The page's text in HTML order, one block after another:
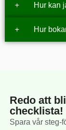
Hur kan
Hur
Redo att
checklista!
Spara vår steg-